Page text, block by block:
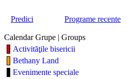
Predici Programe recente
Calendar Grupe | Groups
Activităţile bisericii
Bethany Land
Evenimente speciale